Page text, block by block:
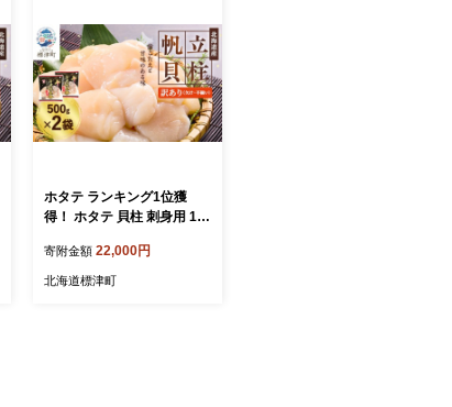
ホタテ ランキング1位獲
得！ ホタテ 貝柱 刺身用 1.0
い 訳あり 北海道 人気 国産
天然 冷凍 生食 ホタテ 帆立
寄附金額 22,000円
北海道標津町